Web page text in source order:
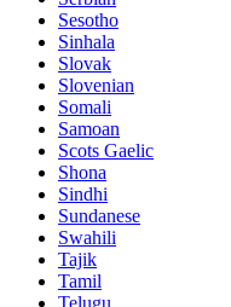
Sesotho
Sinhala
Slovak
Slovenian
Somali
Samoan
Scots Gaelic
Shona
Sindhi
Sundanese
Swahili
Tajik
Tamil